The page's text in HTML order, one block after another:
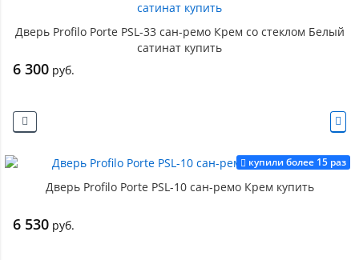
Дверь Profilo Porte PSL-33 сан-ремо Крем со стеклом Белый
сатинат купить
6 300 руб.
купили более 15 раз
Дверь Profilo Porte PSL-10 сан-ремо Крем купить
6 530 руб.